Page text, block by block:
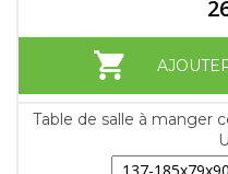
Table de salle à manger